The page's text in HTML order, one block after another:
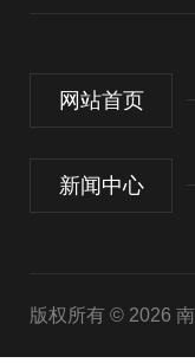
网站首页
新闻中心
版权所有 © 2026